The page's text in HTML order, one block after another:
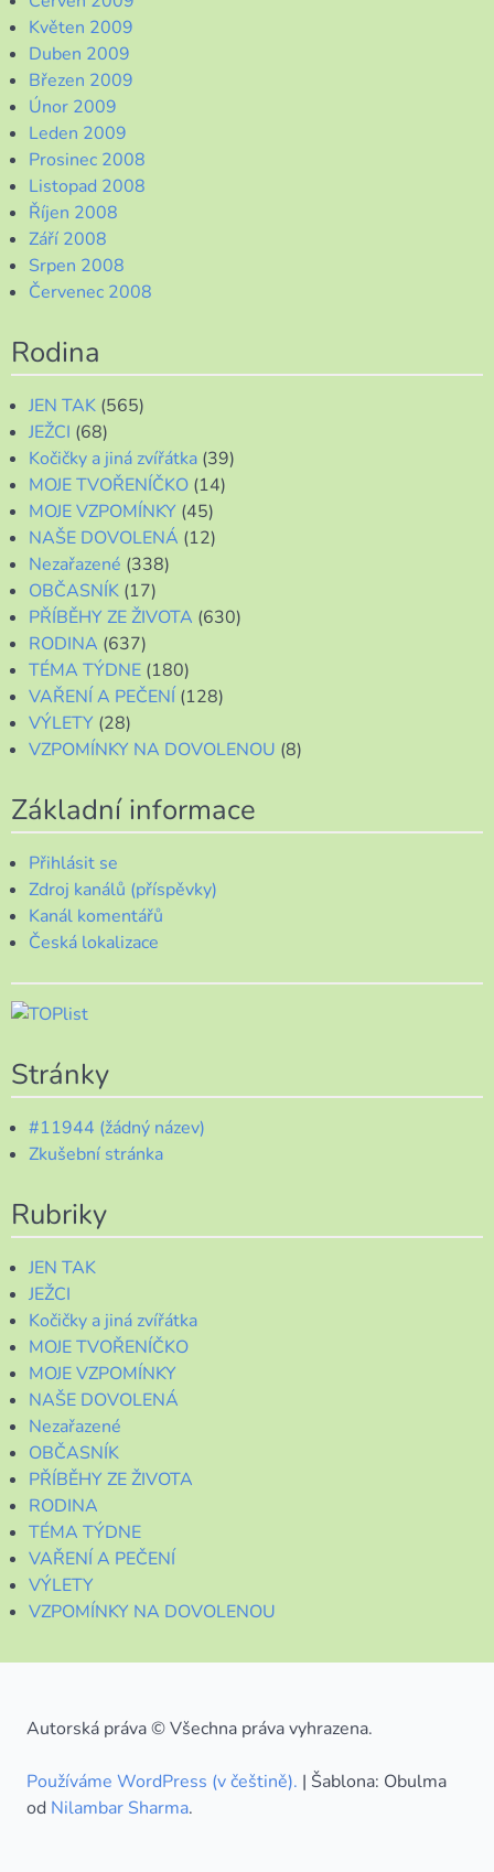
Květen 2009
Duben 2009
Březen 2009
Únor 2009
Leden 2009
Prosinec 2008
Listopad 2008
Říjen 2008
Září 2008
Srpen 2008
Červenec 2008
Rodina
JEN TAK (565)
JEŽCI (68)
Kočičky a jiná zvířátka (39)
MOJE TVOŘENÍČKO (14)
MOJE VZPOMÍNKY (45)
NAŠE DOVOLENÁ (12)
Nezařazené (338)
OBČASNÍK (17)
PŘÍBĚHY ZE ŽIVOTA (630)
RODINA (637)
TÉMA TÝDNE (180)
VAŘENÍ A PEČENÍ (128)
VÝLETY (28)
VZPOMÍNKY NA DOVOLENOU (8)
Základní informace
Přihlásit se
Zdroj kanálů (příspěvky)
Kanál komentářů
Česká lokalizace
Stránky
#11944 (žádný název)
Zkušební stránka
Rubriky
JEN TAK
JEŽCI
Kočičky a jiná zvířátka
MOJE TVOŘENÍČKO
MOJE VZPOMÍNKY
NAŠE DOVOLENÁ
Nezařazené
OBČASNÍK
PŘÍBĚHY ZE ŽIVOTA
RODINA
TÉMA TÝDNE
VAŘENÍ A PEČENÍ
VÝLETY
VZPOMÍNKY NA DOVOLENOU
Autorská práva © Všechna práva vyhrazena.
Používáme WordPress (v češtině). | Šablona: Obulma
od Nilambar Sharma.